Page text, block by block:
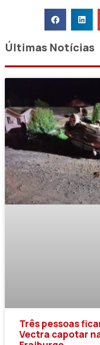
Últimas Notícias
Três pessoas
Vectra capotar